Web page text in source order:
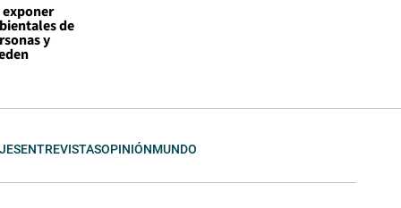
exponer
de
y
ENTREVISTASOPINIÓNMUNDO